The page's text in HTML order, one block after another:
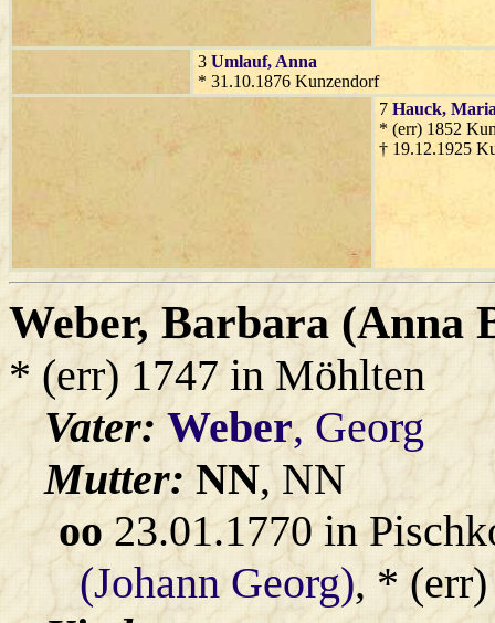
3 Umlauf, Anna
* 31.10.1876 Kunzendorf
7 Hauck,
* (err) 1852
† 19.12.1925
Weber, Barbara (Anna
* (err) 1747 in Möhlten
Vater:Weber, Georg
Mutter:NN, NN
oo23.01.1770 in
(Johann Georg), *